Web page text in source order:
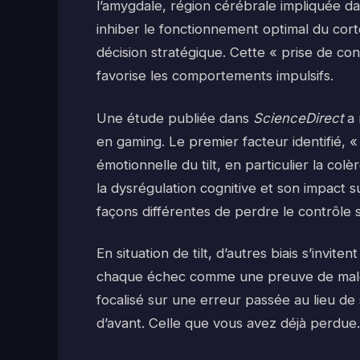
l’amygdale, région cérébrale impliquée
inhiber le fonctionnement optimal du
décision stratégique. Cette « prise de
favorise les comportements impulsifs.
Une étude publiée dans ScienceDirecta
en gaming. Le premier facteur identifié,
émotionnelle du tilt, en particulier la
la dysrégulation cognitive et son impact
façons différentes de perdre le contrôle
En situation de tilt, d’autres biais
chaque échec comme une preuve de
focalisé sur une erreur passée au lieu de
d’avant. Celle que vous avez déjà perdue.